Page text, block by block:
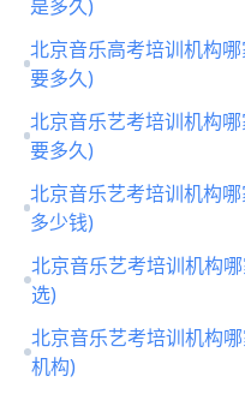
是多久)
北京音乐高考培训机构
要多久)
北京音乐艺考培训机构
要多久)
北京音乐艺考培训机构
多少钱)
北京音乐艺考培训机构
选)
北京音乐艺考培训机构
机构)